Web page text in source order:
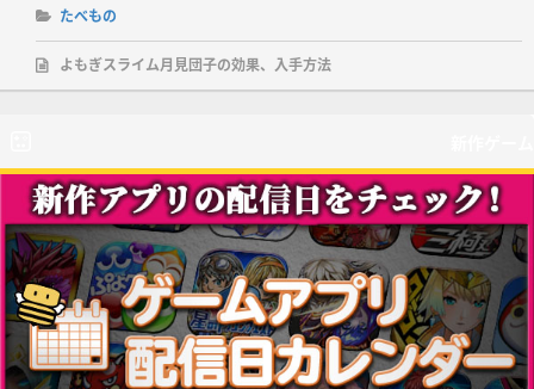
たべもの
よもぎスライム月見団子の効果、入手方法